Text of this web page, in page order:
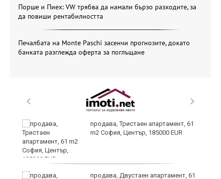
Порше и Пиех: VW трябва да намали бързо разходите, за
да повиши рентабилността
Печалбата на Monte Paschi засенчи прогнозите, докато
банката разглежда оферта за поглъщане
продава, Тристаен апартамент, 61
m2 София, Център, 185000 EUR
продава, Двустаен апартамент, 61